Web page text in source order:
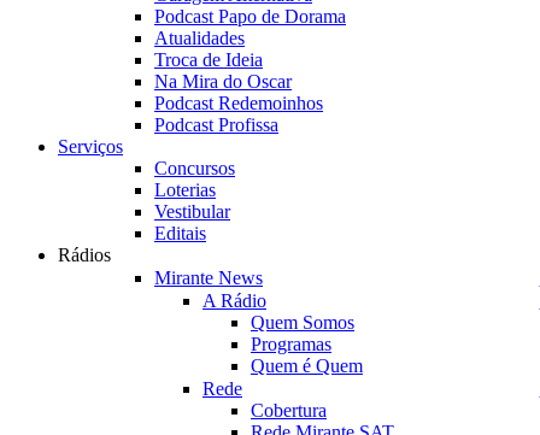
Podcast Papo de Dorama
Atualidades
Troca de Ideia
Na Mira do Oscar
Podcast Redemoinhos
Podcast Profissa
Serviços
Concursos
Loterias
Vestibular
Editais
Rádios
Mirante News
A Rádio
Quem Somos
Programas
Quem é Quem
Rede
Cobertura